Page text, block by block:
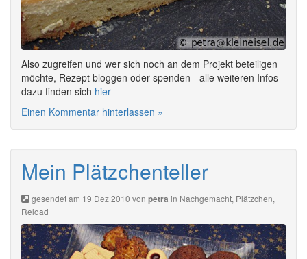
Also zugreifen und wer sich noch an dem Projekt beteiligen
möchte, Rezept bloggen oder spenden - alle weiteren Infos
dazu finden sich hier
Einen Kommentar hinterlassen »
Mein Plätzchenteller
gesendet am 19 Dez 2010 von petra in Nachgemacht, Plätzchen,
Reload